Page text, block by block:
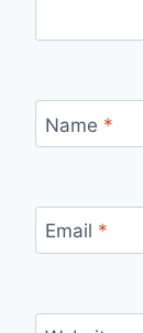
Name *
Email *